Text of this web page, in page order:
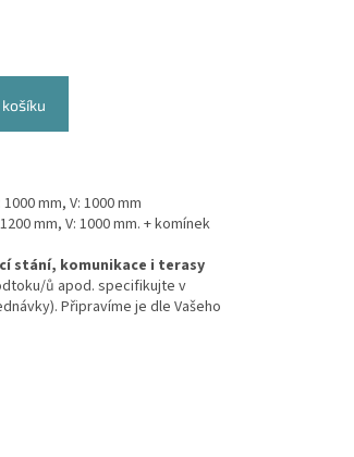
mm, V: 1000 mm
mm, V: 1000 mm. + komínek
stání, komunikace i terasy
ů apod. specifikujte v
Připravíme je dle Vašeho